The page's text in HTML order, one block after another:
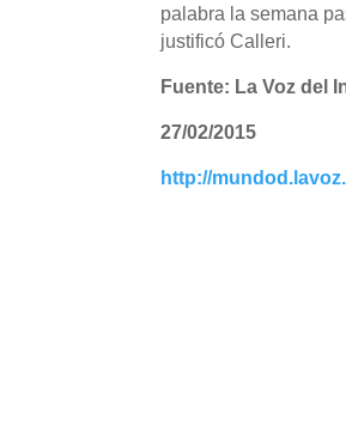
palabra la semana
justificó Calleri.
Fuente: La Voz del
27/02/2015
http://